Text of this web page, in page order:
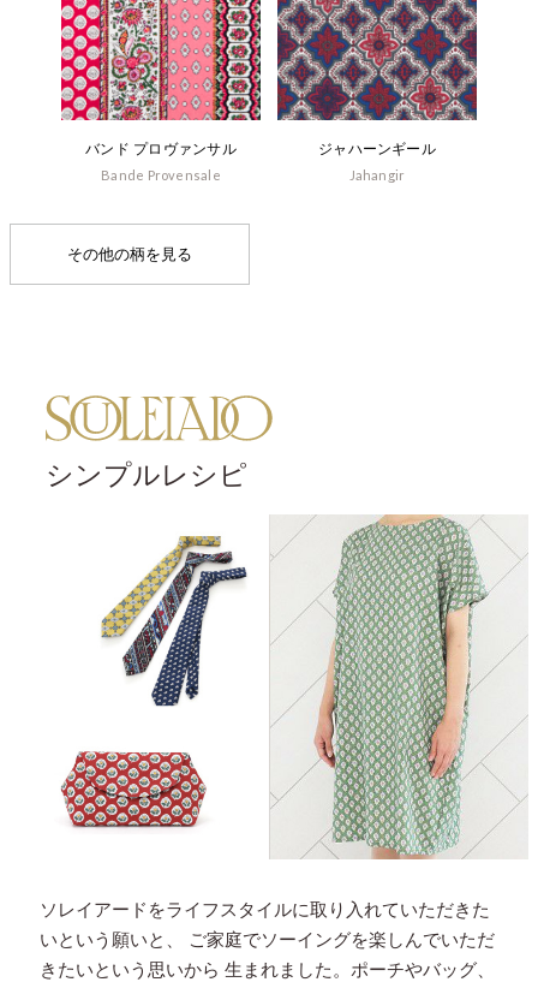
バンド プロヴァンサル
Bande Provensale
ジャハーンギール
Jahangir
その他の柄を見る
シンプルレシピ
ソレイアードをライフスタイルに取り入れていただきた
いという願いと、
ご家庭でソーイングを楽しんでいただ
きたいという思いから 生まれました。ポーチやバッグ、